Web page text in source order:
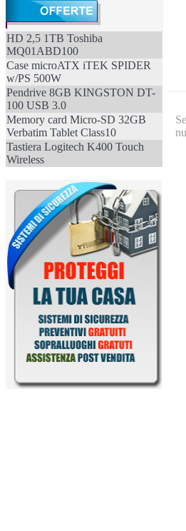
HD 2,5 1TB Toshiba
MQ01ABD100
Case microATX iTEK SPIDER
w/PS 500W
Pendrive 8GB KINGSTON DT-
100 USB 3.0
Memory card Micro-SD 32GB
Verbatim Tablet Class10
Tastiera Logitech K400 Touch
Wireless